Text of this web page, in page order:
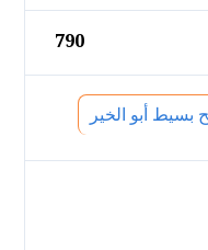
790
أبو الخير